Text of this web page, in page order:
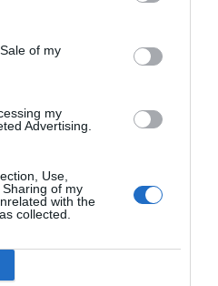
of my
my
Advertising.
Use,
of my
with the
collected.
cerró la sesión del
los 20.057 puntos,